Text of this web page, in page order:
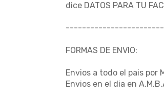
dice DATOS PARA TU
FORMAS DE ENVIO:
Envios a todo el pais por
Envios en el dia en